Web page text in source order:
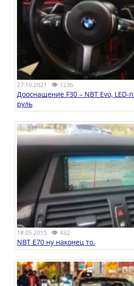
27.10.2021 👁 1236
Дооснащение F30 – NBT Evo, LED-
руль
18.05.2015 👁 432
NBT E70 ну наконец то.